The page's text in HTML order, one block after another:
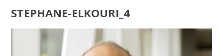
STEPHANE-ELKOURI_4